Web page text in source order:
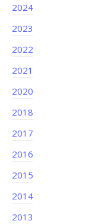
2024
2023
2022
2021
2020
2018
2017
2016
2015
2014
2013